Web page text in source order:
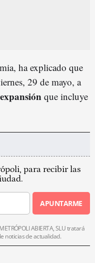
ha explicado que
29 de mayo, a
que incluye
para recibir las
APUNTARME
ABIERTA, SLU tratará
noticias de actualidad.